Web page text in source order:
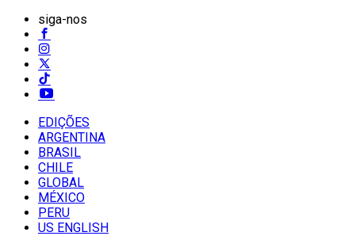
siga-nos
EDIÇÕES
ARGENTINA
BRASIL
CHILE
GLOBAL
MÉXICO
PERU
US ENGLISH